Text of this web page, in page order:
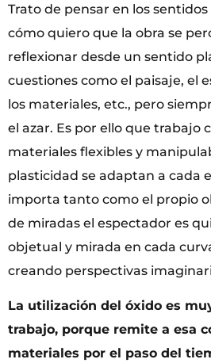
Trato de pensar en los
cómo quiero que la obra se
reflexionar desde un sentido
cuestiones como el paisaje, el
los materiales, etc., pero
el azar. Es por ello que trabajo
materiales flexibles y
plasticidad se adaptan a cada
importa tanto como el propio
de miradas el espectador es
objetual y mirada en cada
creando perspectivas
La utilización del óxido es
trabajo, porque remite a esa
materiales por el paso del